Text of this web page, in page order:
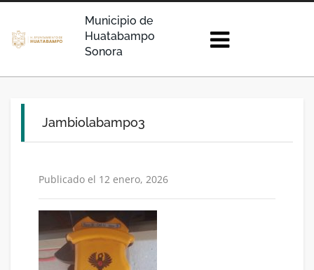
Municipio de
Huatabampo
Sonora
Jambiolabampo3
Publicado el 12 enero, 2026